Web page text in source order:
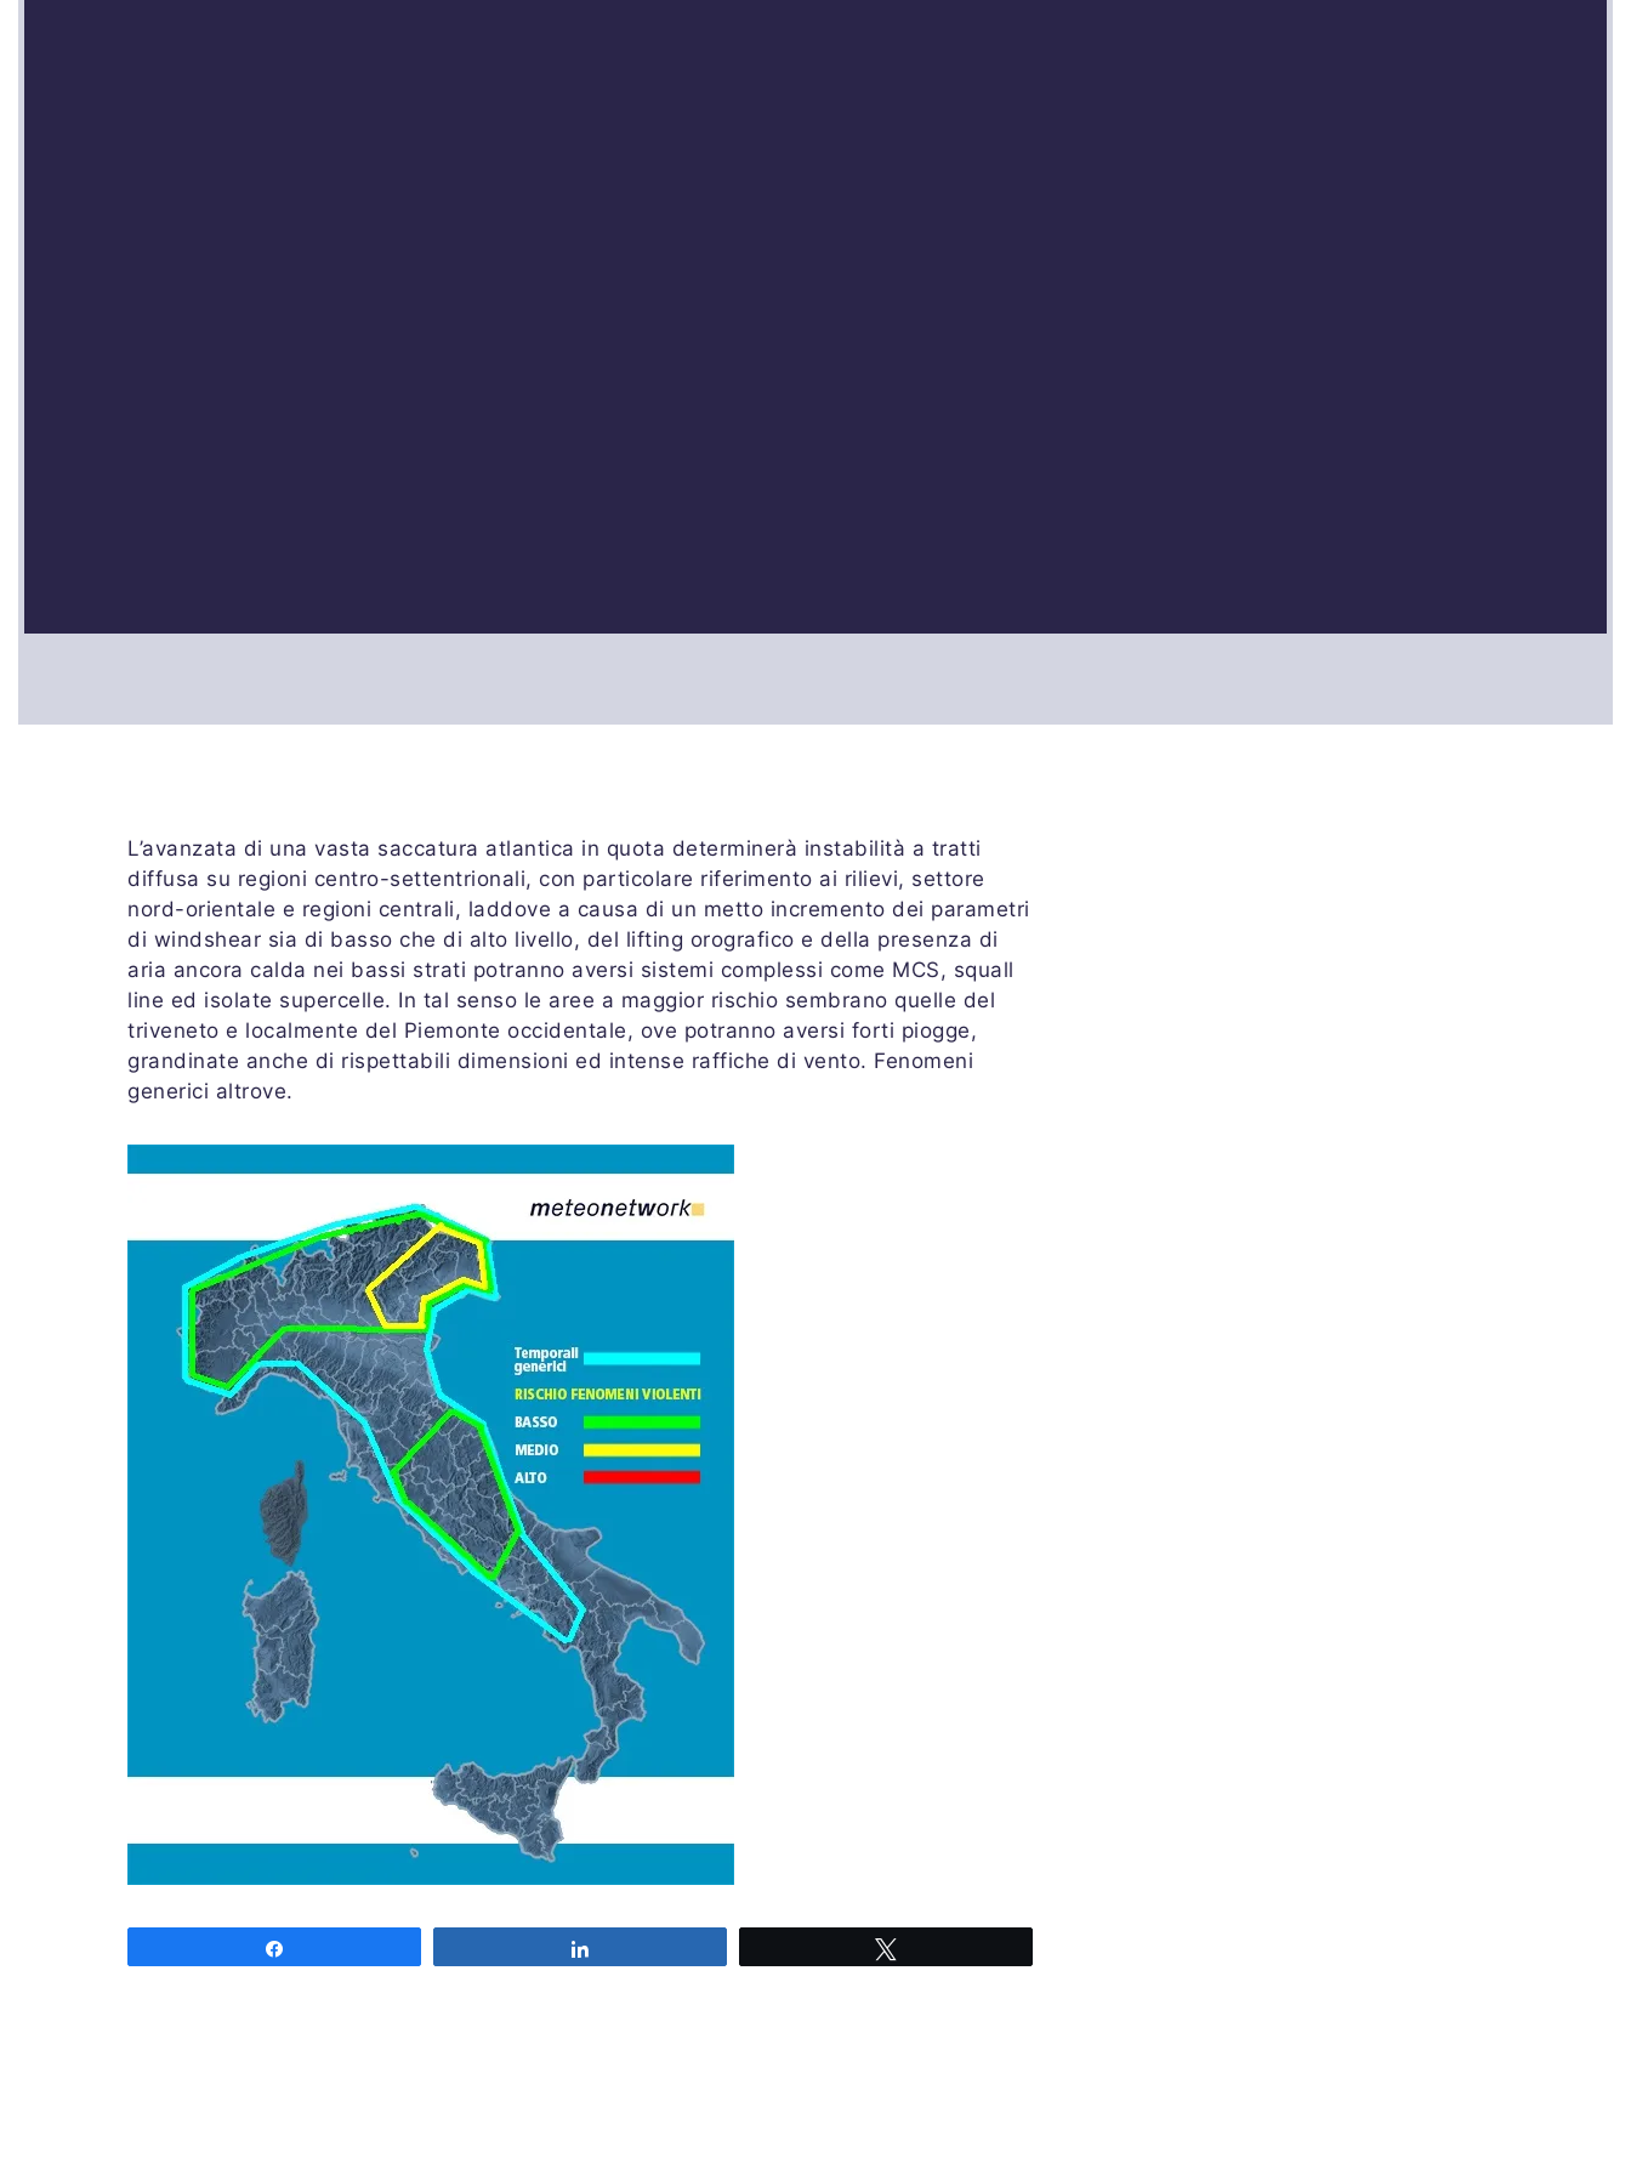
L’avanzata di una vasta saccatura atlantica in quota determinerà instabilità a tratti
diffusa su regioni centro-settentrionali, con particolare riferimento ai rilievi, settore
nord-orientale e regioni centrali, laddove a causa di un metto incremento dei parametri
di windshear sia di basso che di alto livello, del lifting orografico e della presenza di
aria ancora calda nei bassi strati potranno aversi sistemi complessi come MCS, squall
line ed isolate supercelle. In tal senso le aree a maggior rischio sembrano quelle del
triveneto e localmente del Piemonte occidentale, ove potranno aversi forti piogge,
grandinate anche di rispettabili dimensioni ed intense raffiche di vento. Fenomeni
generici altrove.